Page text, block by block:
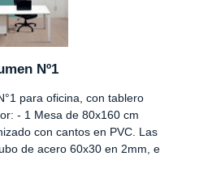
Nº1
para oficina, con tablero
- 1 Mesa de 80x160 cm
con cantos en PVC. Las
de acero 60x30 en 2mm, e